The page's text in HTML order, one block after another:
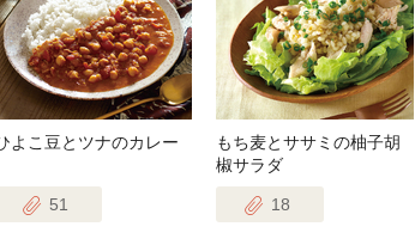
よこ豆とツナのカレー
51
もち麦とササミの柚子胡
椒サラダ
18